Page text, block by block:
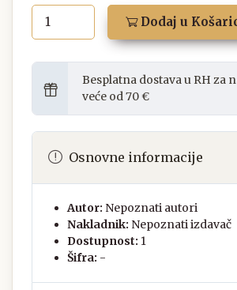
Dodaj u
Besplatna dostava u RH za
veće od 70 €
Osnovne informacije
Autor: Nepoznati autori
Nakladnik: Nepoznati izdavač
Dostupnost: 1
Šifra: -